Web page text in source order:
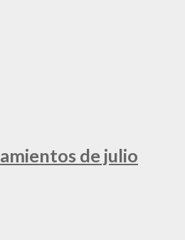
de julio